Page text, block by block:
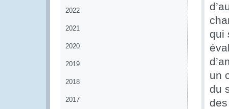
2022
2021
2020
2019
2018
2017
qui
un
du